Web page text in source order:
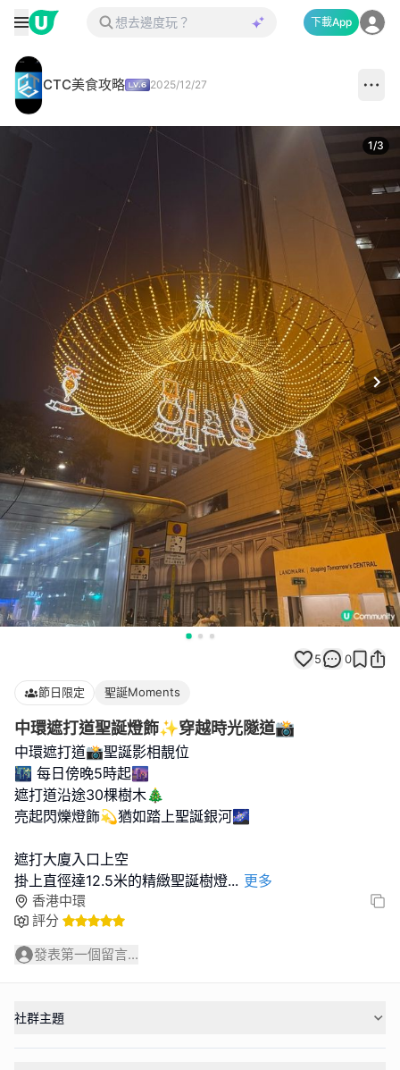
下載App
CTC美食攻略 2025/12/27
1/3
5 0
節日限定 聖誕Moments
中環遮打道聖誕燈飾✨穿越時光隧道📸
中環遮打道📸聖誕影相靚位
🌃 每日傍晚5時起🌆
遮打道沿途30棵樹木🎄
亮起閃爍燈飾💫猶如踏上聖誕銀河🌌
遮打大廈入口上空
掛上直徑達12.5米的精緻聖誕樹燈... 更多
香港中環
評分
發表第一個留言...
社群主題